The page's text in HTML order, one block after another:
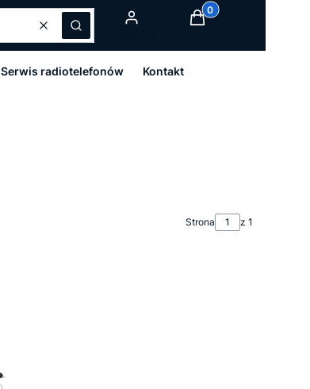
WyczyśćSzukaj
Produkty w
Serwis radiotelefonów Kontakt
Strona z 1